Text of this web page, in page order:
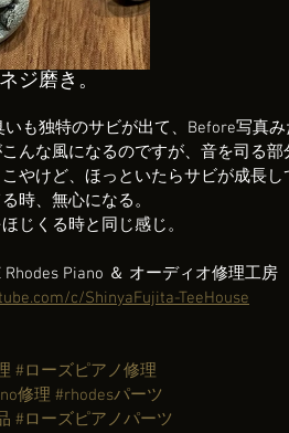
ジ磨き。
いも独特のサビが出て、Before写真
んな風になるのですが、音を司る部
やけど、ほっといたらサビが成長
時、無心になる。
じくる時と同じ感じ。
Rhodes Piano ＆ オーディオ修理工房
c/ShinyaFujita-TeeHouse
#ローズピアノ修理
修理 #rhodesパーツ
#ローズピアノパーツ